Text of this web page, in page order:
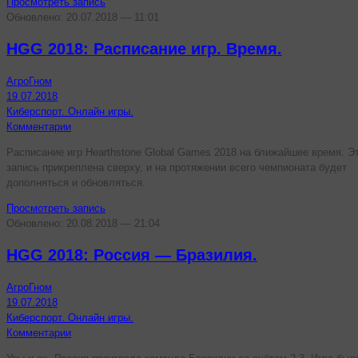
Обновлено: 20.07.2018 — 11:01
HGG 2018: Расписание игр. Время.
АгроГном
19.07.2018
Киберспорт. Онлайн игры.
Комментарии
Расписание игр Hearthstone Global Games 2018 на ближайшее время.
запись прикреплена сверху, и на протяжении всего чемпионата будет
дополняться и обновляться.
Просмотреть запись
Обновлено: 20.08.2018 — 21:04
HGG 2018: Россия — Бразилия.
АгроГном
19.07.2018
Киберспорт. Онлайн игры.
Комментарии